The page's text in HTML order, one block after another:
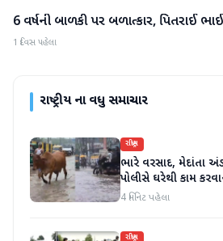
રાષ્ટ્રીય
6 વર્ષની બાળકી પર બળાત્કાર, પિતરાઈ
1 દિવસ પહેલા
રાષ્ટ્રીયના વધુ સમાચાર
રાષ્ટ્રીય
ભારે વરસાદ, મેદાંતા
પોલીસે ઘરેથી કામ
4 મિનિટ પહેલા
રાષ્ટ્રીય